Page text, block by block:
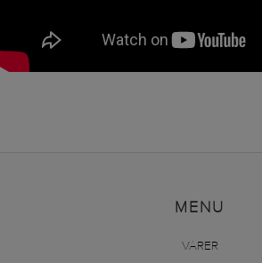
MENU
VARER